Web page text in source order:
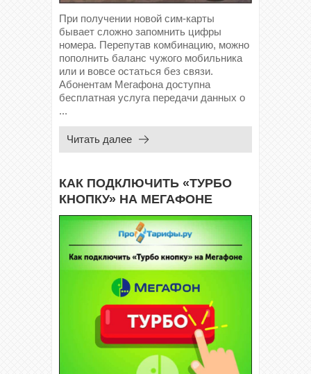
При получении новой сим-карты
бывает сложно запомнить цифры
номера. Перепутав комбинацию, можно
пополнить баланс чужого мобильника
или и вовсе остаться без связи.
Абонентам Мегафона доступна
бесплатная услуга передачи данных о
...
Читать далее
КАК ПОДКЛЮЧИТЬ «ТУРБО
КНОПКУ» НА МЕГАФОНЕ